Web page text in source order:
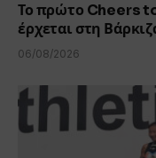
Το πρώτο Cheers
έρχεται στη
06/08/2026